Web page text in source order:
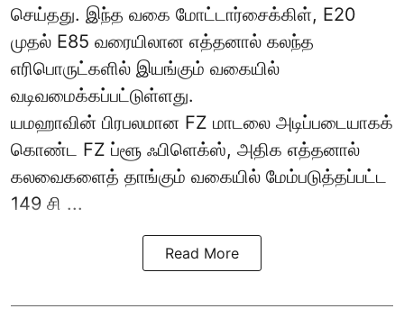
செய்தது. இந்த வகை மோட்டார்சைக்கிள், E20
முதல் E85 வரையிலான எத்தனால் கலந்த
எரிபொருட்களில் இயங்கும் வகையில்
வடிவமைக்கப்பட்டுள்ளது.
யமஹாவின் பிரபலமான FZ மாடலை அடிப்படையாகக்
கொண்ட FZ ப்ளூ ஃபிளெக்ஸ், அதிக எத்தனால்
கலவைகளைத் தாங்கும் வகையில் மேம்படுத்தப்பட்ட
149 சி ...
Read More